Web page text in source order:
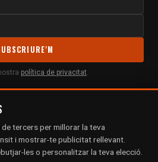
política de privacitat
tercers per millorar la teva
i mostrar-te publicitat rellevant.
les o personalitzar la teva elecció.